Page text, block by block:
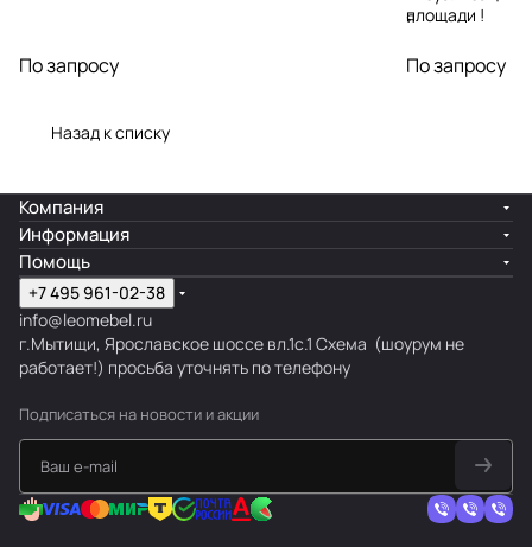
По запросу
площади !
я
материалов,
стильному
решению
фасада
здания, ваше
законченный
По запросу
Назад к списку
Компания
Информация
Помощь
+7 495 961-02-38
info@leomebel.ru
г.Мытищи, Ярославское шоссе вл.1с.1 Схема (шоурум не
работает!) просьба уточнять по телефону
Подписаться на новости и акции